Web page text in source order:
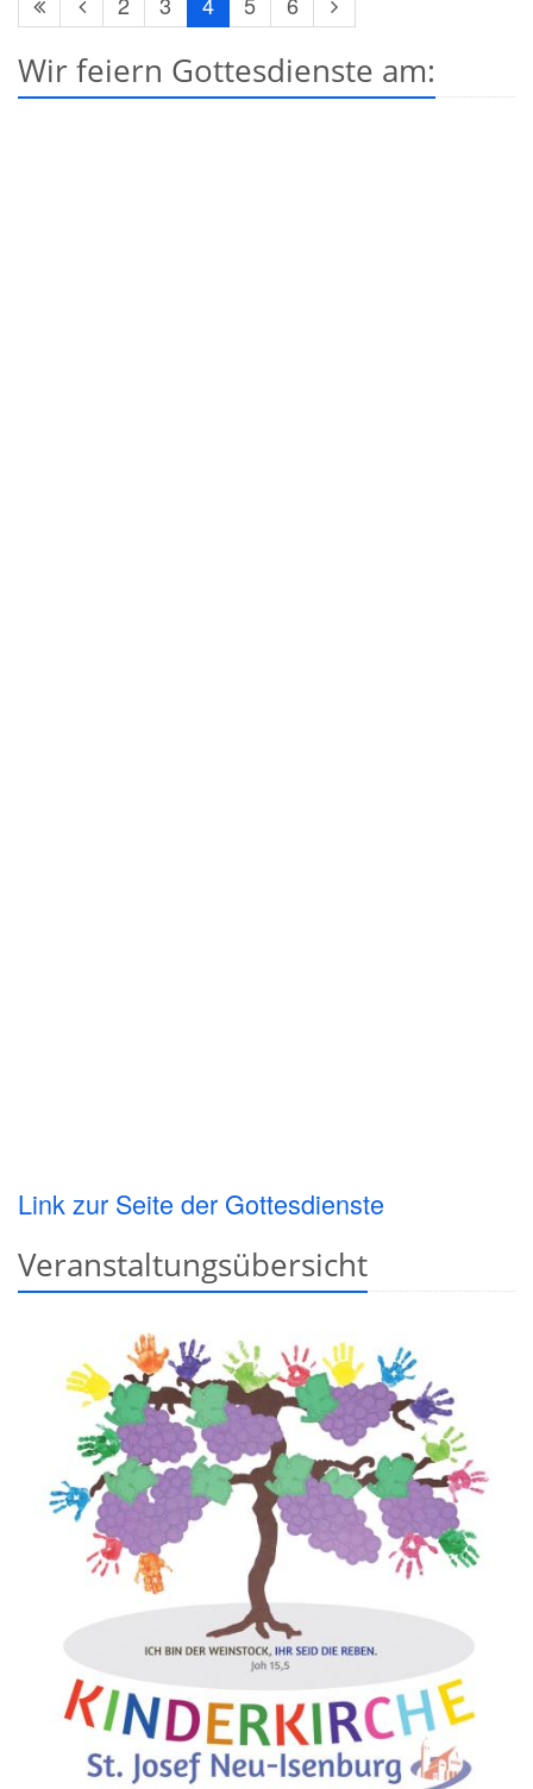
SeiteSeite
Seite
Wir feiern Gottesdienste am:
Link zur Seite der Gottesdienste
Veranstaltungsübersicht